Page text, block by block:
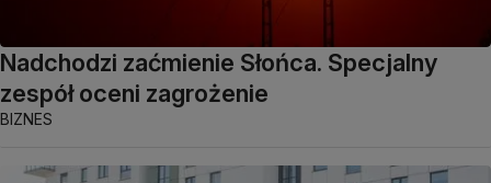
Nadchodzi zaćmienie Słońca. Specjalny
zespół oceni zagrożenie
BIZNES